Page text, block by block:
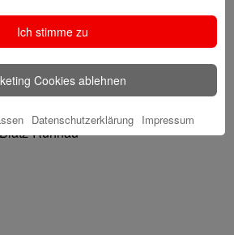
Ruhnau
Ich stimme zu
Cookies ablehnen
Datenschutzerklärung Impressum